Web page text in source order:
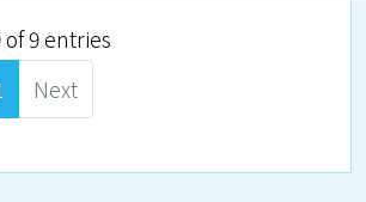
of 9 entries
Next